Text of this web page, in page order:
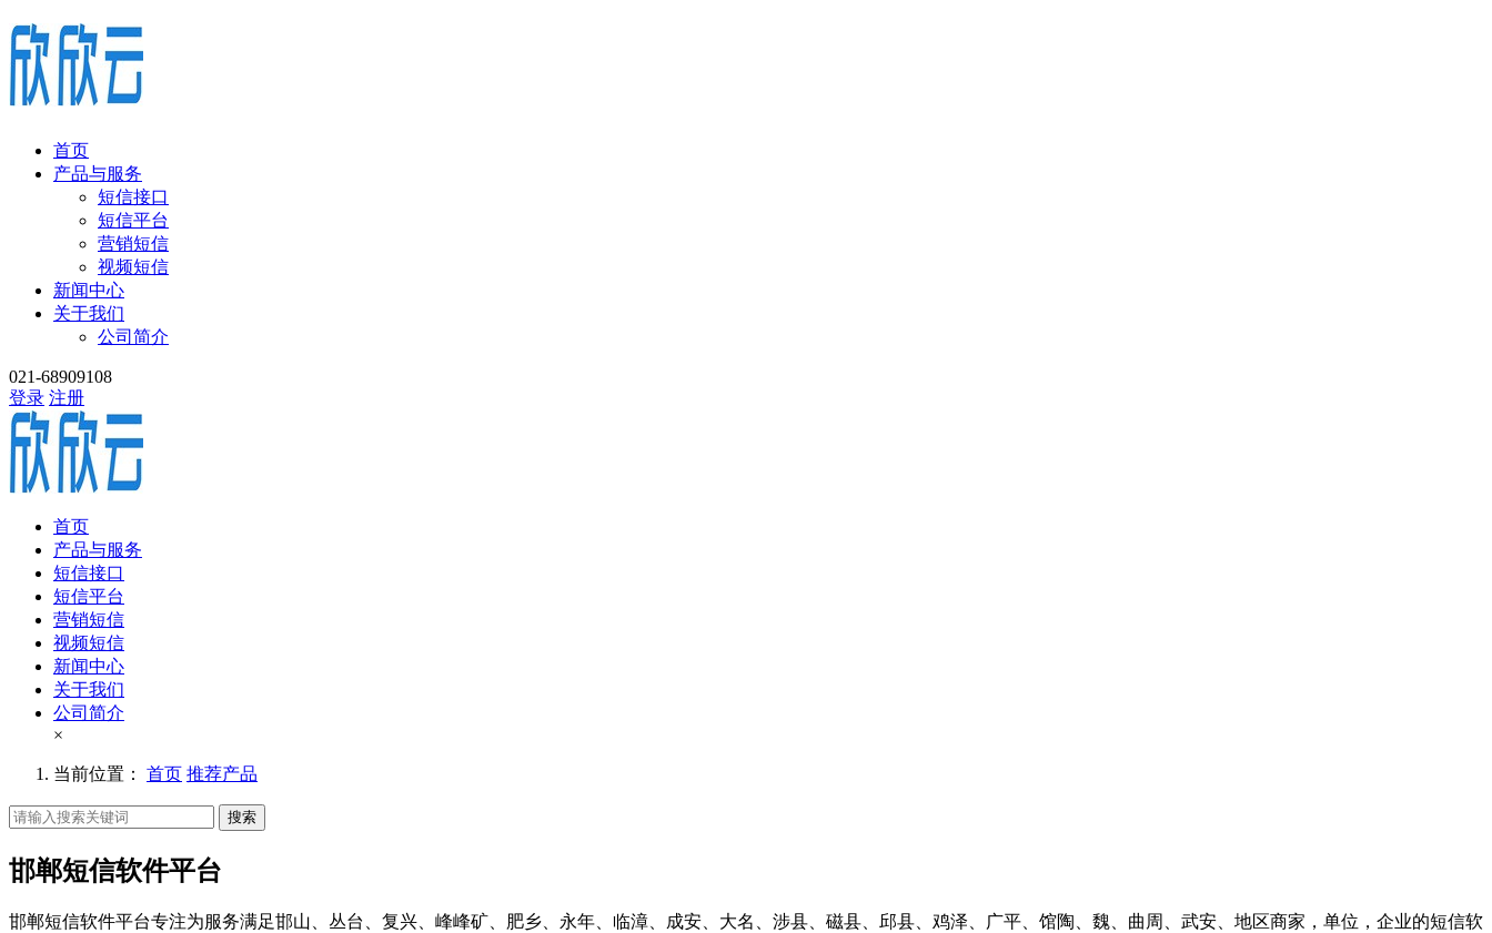
首页
产品与服务
短信接口
短信平台
营销短信
视频短信
新闻中心
关于我们
公司简介
021-68909108
登录 注册
首页
产品与服务
短信接口
短信平台
营销短信
视频短信
新闻中心
关于我们
公司简介
×
当前位置： 首页 推荐产品
搜索
邯郸短信软件平台
邯郸短信软件平台专注为服务满足邯山、丛台、复兴、峰峰矿、肥乡、永年、临漳、成安、大名、涉县、磁县、邱县、鸡泽、广平、馆陶、魏、曲周、武安、地区商家，单位，企业的短信软